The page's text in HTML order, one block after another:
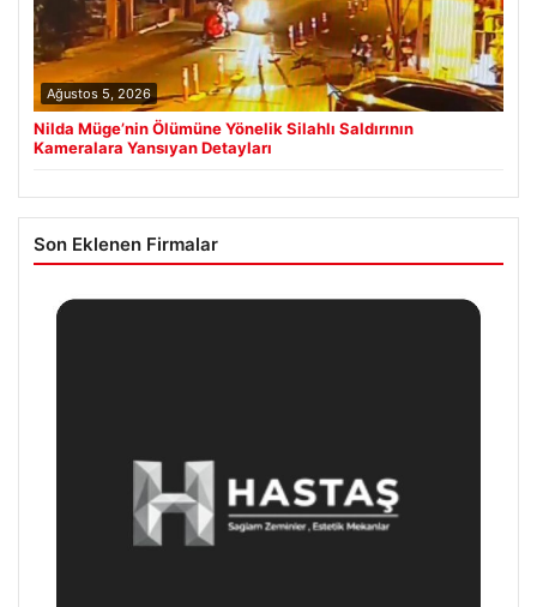
Ağustos 5, 2026
Nilda Müge’nin Ölümüne Yönelik Silahlı Saldırının
Kameralara Yansıyan Detayları
Son Eklenen Firmalar